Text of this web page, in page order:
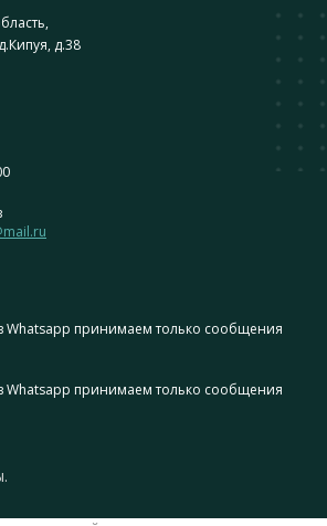
д.38
Whatsapp принимаем только сообщения
Whatsapp принимаем только сообщения